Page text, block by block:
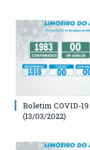
Boletim COVID-19
(13/03/2022)